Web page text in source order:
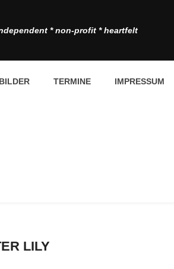
* non-profit * heartfelt
BILDER TERMINE IMPRESSUM
LILY